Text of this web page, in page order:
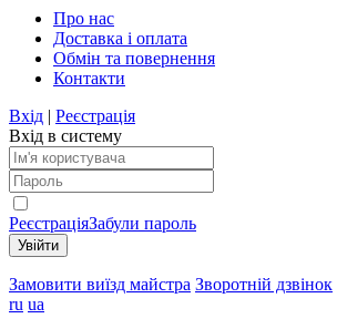
Про нас
Доставка і оплата
Обмін та повернення
Контакти
Вхід | Реєстрація
Вхід в систему
РеєстраціяЗабули пароль
Замовити виїзд майстра Зворотній дзвінок
ru ua